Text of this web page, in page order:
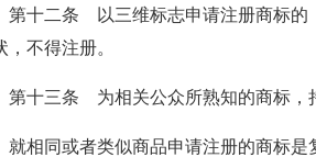
二条 以三维标志申请注册商标的，
，不得注册。
三条 为相关公众所熟知的商标，持
同或者类似商品申请注册的商标是